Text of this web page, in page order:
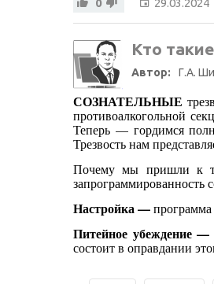
Кто
Автор: Г.А.
СОЗНАТЕЛЬНЫЕ
противоалкогольной
Теперь — гордимся
Трезвость нам
Почему мы пришли к
запрограммированность
Настройка —программа
Питейное убеждение
состоит в оправдании